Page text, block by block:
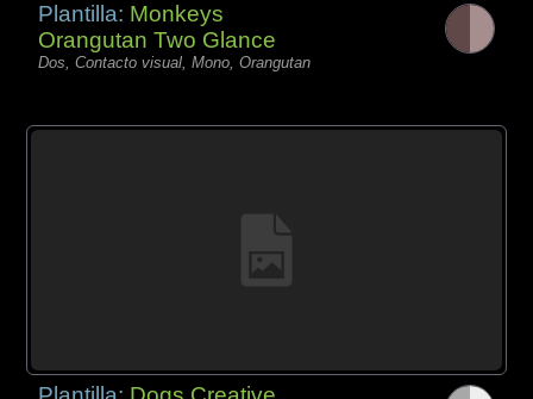
Plantilla: Monkeys
Orangutan Two Glance
Dos, Contacto visual, Mono, Orangutan